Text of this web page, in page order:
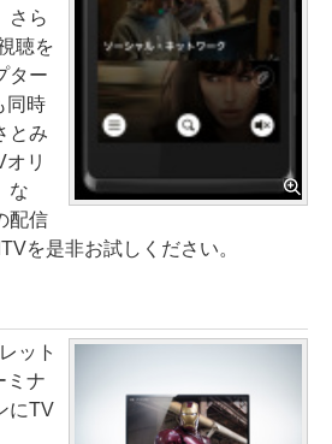
さら
聴を
ター
同時
とみ
リ
な
配信
を是非お試しください。
ット
ミナ
にTV